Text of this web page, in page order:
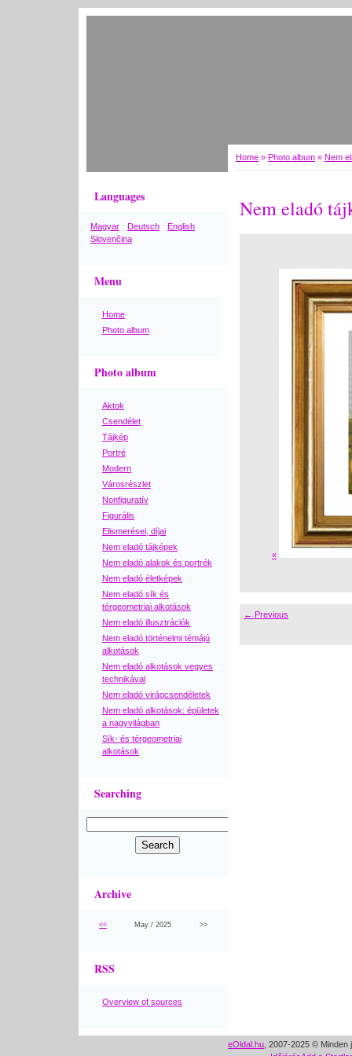
Languages
Magyar Deutsch
English
Slovenčina
Menu
Home
Photo album
Photo album
Aktok
Csendélet
Tájkép
Portré
Modern
Városrészlet
Nonfiguratív
Figurális
Elismerései, díjai
Nem eladó tájképek
Nem eladó alakok és portrék
Nem eladó életképek
Nem eladó sík és
térgeometriai alkotások
Nem eladó illusztrációk
Nem eladó történelmi témájú
alkotások
Nem eladó alkotások vegyes
technikával
Nem eladó virágcsendéletek
Nem eladó alkotások: épületek
a nagyvilágban
Sík- és térgeometriai
alkotások
Searching
Archive
<< May / 2025 >>
RSS
Overview of sources
Home » Photo album » Nem
Nem eladó
«
← Previous
eOldal.hu , 2007-2025 ©